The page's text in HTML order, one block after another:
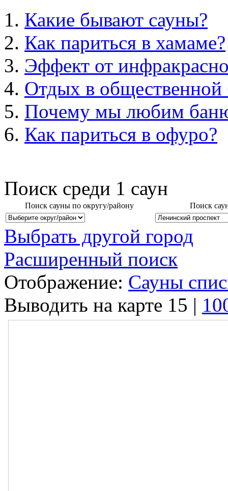
Какие бывают сауны?
Как париться в хамаме?
Эффект от
Отдых в общественной
Почему мы любим
Как париться в офуро?
Поиск среди 1 саун
Поиск сауны по округу/району Поиск
Выбрать другой город
Расширенный поиск
Отображение: Сауны
Выводить на карте 15 |